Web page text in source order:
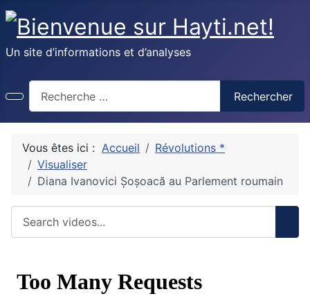
Un site d’informations et d’analyses
Rechercher
Vous êtes ici : Accueil
Révolutions *
Visualiser
Diana Ivanovici Șoșoacă au Parlement roumain